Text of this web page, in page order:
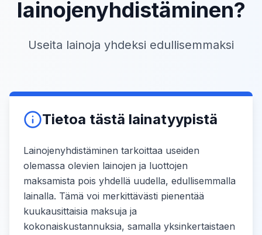
lainojenyhdistäminen?
Useita lainoja yhdeksi edullisemmaksi
Tietoa tästä lainatyypistä
Lainojenyhdistäminen tarkoittaa useiden
olemassa olevien lainojen ja luottojen
maksamista pois yhdellä uudella, edullisemmalla
lainalla. Tämä voi merkittävästi pienentää
kuukausittaisia maksuja ja
kokonaiskustannuksia, samalla yksinkertaistaen